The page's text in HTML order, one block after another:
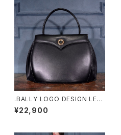
くしよう習慣プリントデザインT
シャツ
.BALLY LOGO DESIGN LEA
THER HAND BAG/バリーロゴ
デザインレザーハンドバッグ 20
¥22,900